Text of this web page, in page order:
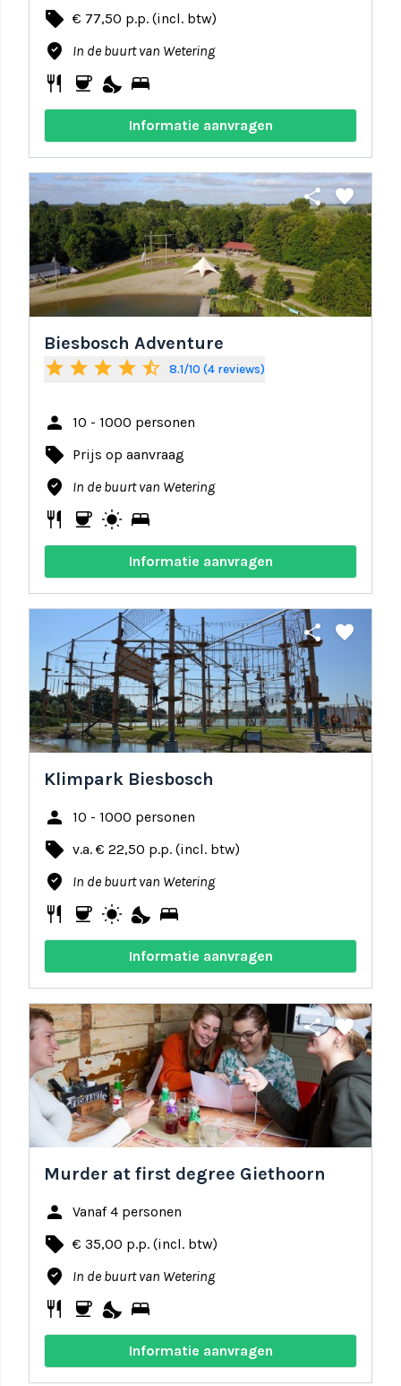
local_offer € 77,50 p.p. (incl. btw)
where_to_vote In de buurt van Wetering
restaurant coffee nights_stay bed
Informatie aanvragen
share favorite
Biesbosch Adventure
star star star star star_half 8.1/10 (4 reviews)
person 10 - 1000 personen
local_offer Prijs op aanvraag
where_to_vote In de buurt van Wetering
restaurant coffee wb_sunny bed
Informatie aanvragen
share favorite
Klimpark Biesbosch
person 10 - 1000 personen
local_offer v.a. € 22,50 p.p. (incl. btw)
where_to_vote In de buurt van Wetering
restaurant coffee wb_sunny nights_stay bed
Informatie aanvragen
share favorite
Murder at first degree Giethoorn
person Vanaf 4 personen
local_offer € 35,00 p.p. (incl. btw)
where_to_vote In de buurt van Wetering
restaurant coffee nights_stay bed
Informatie aanvragen